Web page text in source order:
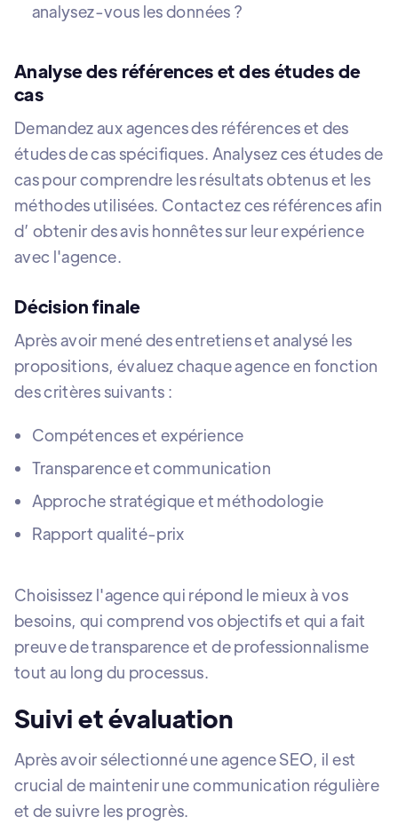
analysez-vous les données ?
Analyse des références et des études de
cas
Demandez aux agences des références et des
études de cas spécifiques. Analysez ces études de
cas pour comprendre les résultats obtenus et les
méthodes utilisées. Contactez ces références afin
d’ obtenir des avis honnêtes sur leur expérience
avec l'agence.
Décision finale
Après avoir mené des entretiens et analysé les
propositions, évaluez chaque agence en fonction
des critères suivants :
Compétences et expérience
Transparence et communication
Approche stratégique et méthodologie
Rapport qualité-prix
Choisissez l'agence qui répond le mieux à vos
besoins, qui comprend vos objectifs et qui a fait
preuve de transparence et de professionnalisme
tout au long du processus.
Suivi et évaluation
Après avoir sélectionné une agence SEO, il est
crucial de maintenir une communication régulière
et de suivre les progrès.